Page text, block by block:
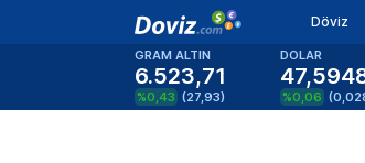
Döviz
GRAM ALTIN
6.523,71
%0,43 (27,93)
DOLAR
%0,06 (